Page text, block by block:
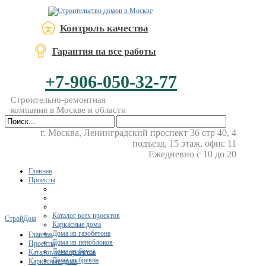
Контроль качества
Гарантия на все работы
+7-906-050-32-77
Строительно-ремонтная
компания в Москве и области
г. Москва, Ленинградский проспект 36 стр 40, 4
подъезд, 15 этаж, офис 11
Ежедневно с 10 до 20
Главная
Проекты
Каталог всех проектов
Каркасные дома
Дома из газобетона
Дома из пеноблоков
Дома из бруса
Дома из бревна
СтройДом
Главная
Проекты
Каталог всех проектов
Каркасные дома